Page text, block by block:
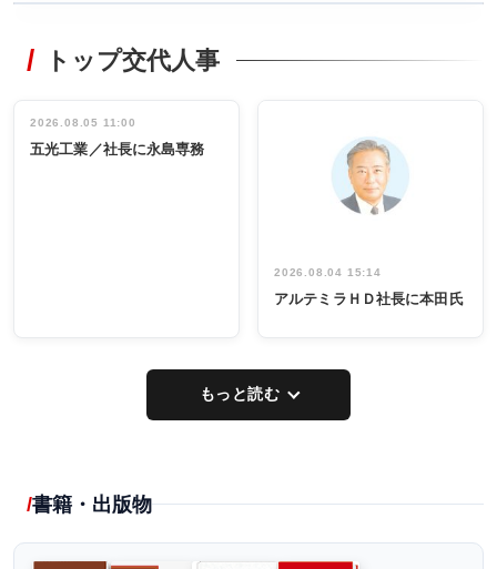
非鉄業界で
インタビュ
ー／社内ア
タックトレー
祝う 業界関
係者ら220人
出席
トップ交代人事
2026.08.05 11:00
五光工業／社長に永島専務
2026.08.04 15:14
アルテミラＨＤ社長に本田氏
もっと読む
書籍・出版物